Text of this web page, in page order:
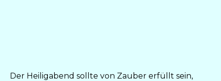
Der Heiligabend sollte von Zauber erfüllt sein,